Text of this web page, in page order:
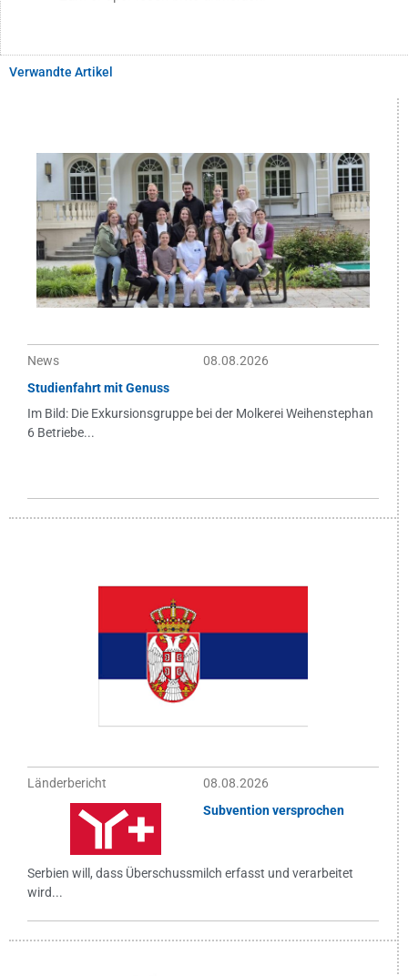
Verwandte Artikel
News
08.08.2026
Studienfahrt mit Genuss
Im Bild: Die Exkursionsgruppe bei der Molkerei Weihenstephan
6 Betriebe...
Länderbericht
08.08.2026
Subvention versprochen
Serbien will, dass Überschussmilch erfasst und verarbeitet
wird...